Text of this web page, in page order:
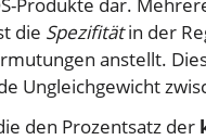
die Spezifitätin der
anstellt.
Ungleichgewicht
den Prozentsatz der